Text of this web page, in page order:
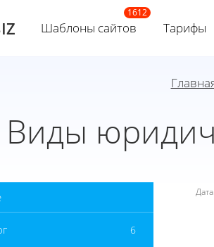
Шаблоны сайтов Тарифы
Виды
6